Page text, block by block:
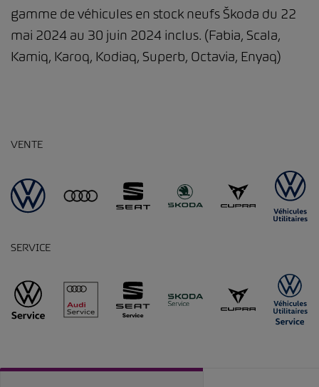
gamme de véhicules en stock neufs Škoda du 22
mai 2024 au 30 juin 2024 inclus. (Fabia, Scala,
Kamiq, Karoq, Kodiaq, Superb, Octavia, Enyaq)
VENTE
SERVICE